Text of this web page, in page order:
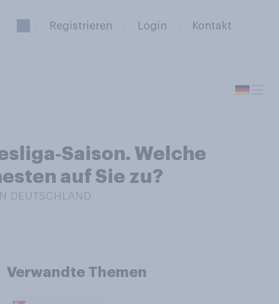
Registrieren Login Kontakt
Welche
auf Sie zu?
DEUTSCHLAND
Verwandte Themen